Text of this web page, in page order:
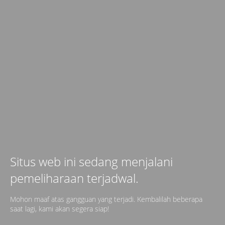
Situs web ini sedang menjalani
pemeliharaan terjadwal.
Mohon maaf atas gangguan yang terjadi. Kembalilah beberapa
saat lagi, kami akan segera siap!